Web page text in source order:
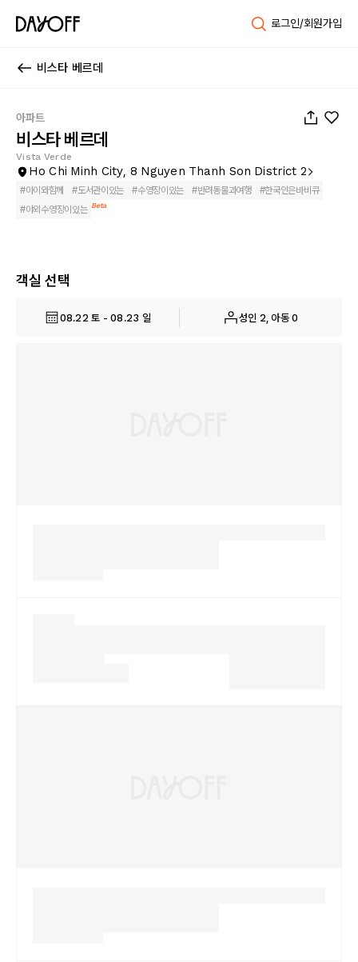
로그인/회원가입
비스타 베르데
아파트
비스타 베르데
Vista Verde
Ho Chi Minh City, 8 Nguyen Thanh Son District 2
#아이와함께 #도서관이있는 #수영장이있는 #반려동물과여행 #한국인은바비큐
#야외수영장이있는 Beta
객실 선택
08.22 토 - 08.23 일 성인 2, 아동 0